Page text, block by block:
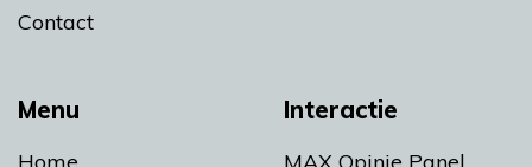
Menu
Home
Interactie
MAX Opinie Panel
Contact